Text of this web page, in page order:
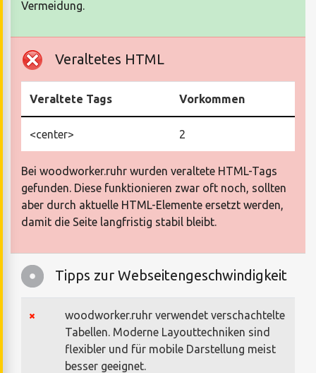
Vermeidung.
Veraltetes HTML
Veraltete Tags Vorkommen
<center> 2
Bei woodworker.ruhr wurden veraltete HTML-Tags
gefunden. Diese funktionieren zwar oft noch, sollten
aber durch aktuelle HTML-Elemente ersetzt werden,
damit die Seite langfristig stabil bleibt.
Tipps zur Webseitengeschwindigkeit
woodworker.ruhr verwendet verschachtelte
Tabellen. Moderne Layouttechniken sind
flexibler und für mobile Darstellung meist
besser geeignet.